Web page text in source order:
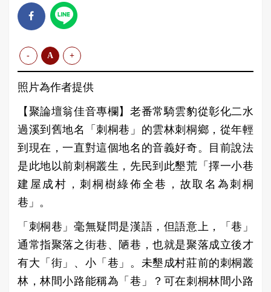
- A +
照片為作者提供
【聚論壇翁佳音專欄】老番常騎雲豹從彰化二水
過溪到舊地名「刺桐巷」的雲林刺桐鄉，從年輕
到現在，一直對這個地名的音義好奇。目前說法
是此地以前刺桐叢生，先民到此墾荒「擇一小巷
建屋成村，刺桐樹綠佈全巷，故取名為刺桐
巷」。
「刺桐巷」毫無疑問是漢語，但語意上，「巷」
通常指聚落之街巷、陋巷，也就是聚落成立後才
有大「街」、小「巷」。未墾成村莊前的刺桐叢
林，林間小路能稱為「巷」？可在刺桐林間小路